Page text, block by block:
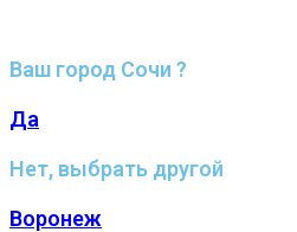
Ваш город Сочи ?
Да
Нет, выбрать другой
Воронеж